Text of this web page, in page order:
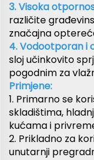
3. Visoka
različite
značajna
4. Vodootporan i
sloj učinkovito
pogodnim za
Primjene:
1. Primarno se
skladištima,
kućama i
2. Prikladno za
unutarnji